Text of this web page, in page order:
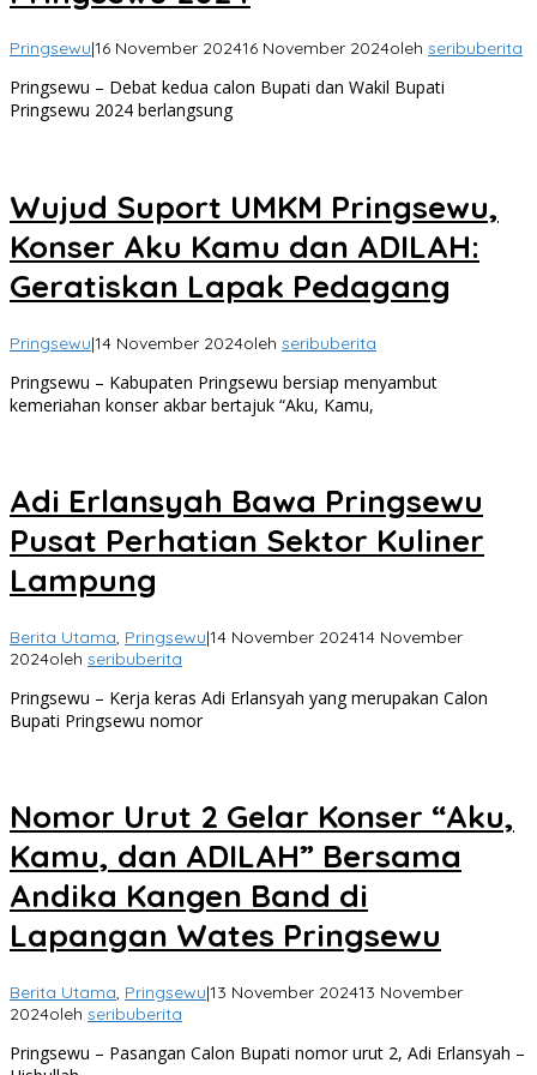
Pringsewu|16 November 202416 November 2024oleh seribuberita
Pringsewu – Debat kedua calon Bupati dan Wakil Bupati
Pringsewu 2024 berlangsung
Wujud Suport UMKM Pringsewu,
Konser Aku Kamu dan ADILAH:
Geratiskan Lapak Pedagang
Pringsewu|14 November 2024oleh seribuberita
Pringsewu – Kabupaten Pringsewu bersiap menyambut
kemeriahan konser akbar bertajuk “Aku, Kamu,
Adi Erlansyah Bawa Pringsewu
Pusat Perhatian Sektor Kuliner
Lampung
Berita Utama, Pringsewu|14 November 202414 November
2024oleh seribuberita
Pringsewu – Kerja keras Adi Erlansyah yang merupakan Calon
Bupati Pringsewu nomor
Nomor Urut 2 Gelar Konser “Aku,
Kamu, dan ADILAH” Bersama
Andika Kangen Band di
Lapangan Wates Pringsewu
Berita Utama, Pringsewu|13 November 202413 November
2024oleh seribuberita
Pringsewu – Pasangan Calon Bupati nomor urut 2, Adi Erlansyah –